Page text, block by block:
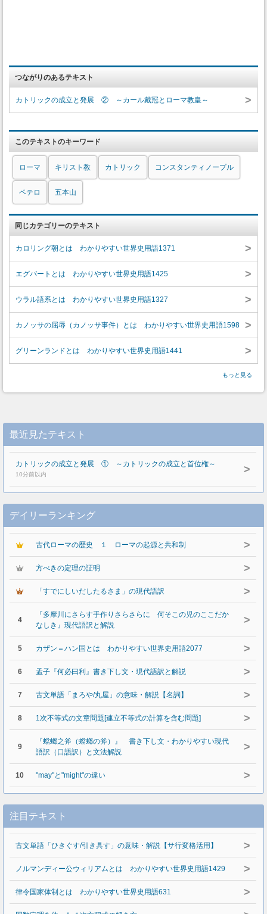
つながりのあるテキスト
カトリックの成立と発展 ② ～カール戴冠とローマ教皇～ >
このテキストのキーワード
ローマ キリスト教 カトリック コンスタンティノープル
ペテロ 五本山
同じカテゴリーのテキスト
カロリング朝とは わかりやすい世界史用語1371 >
エグバートとは わかりやすい世界史用語1425 >
ウラル語系とは わかりやすい世界史用語1327 >
カノッサの屈辱（カノッサ事件）とは わかりやすい世界史用語1598 >
グリーンランドとは わかりやすい世界史用語1441 >
もっと見る
最近見たテキスト
カトリックの成立と発展 ① ～カトリックの成立と首位権～
10分前以内 >
デイリーランキング
古代ローマの歴史 １ ローマの起源と共和制 >
方べきの定理の証明 >
「すでにしいだしたるさま」の現代語訳 >
4
『多摩川にさらす手作りさらさらに 何そこの児のここだか
なしき』現代語訳と解説
>
5 カザン＝ハン国とは わかりやすい世界史用語2077 >
6 孟子『何必曰利』書き下し文・現代語訳と解説 >
7 古文単語「まろや/丸屋」の意味・解説【名詞】 >
8 1次不等式の文章問題[連立不等式の計算を含む問題] >
9
『蟷螂之斧（蟷螂の斧）』 書き下し文・わかりやすい現代
語訳（口語訳）と文法解説
>
10 "may"と"might"の違い >
注目テキスト
古文単語「ひきぐす/引き具す」の意味・解説【サ行変格活用】 >
ノルマンディー公ウィリアムとは わかりやすい世界史用語1429 >
律令国家体制とは わかりやすい世界史用語631 >